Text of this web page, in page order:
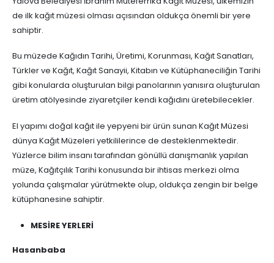
de ilk kağıt müzesi olması açısından oldukça önemli bir yere
sahiptir.
Bu müzede Kağıdın Tarihi, Üretimi, Korunması, Kağıt Sanatları,
Türkler ve Kağıt, Kağıt Sanayii, Kitabın ve Kütüphaneciliğin Tarihi
gibi konularda oluşturulan bilgi panolarının yanısıra oluşturulan
üretim atölyesinde ziyaretçiler kendi kağıdını üretebilecekler.
El yapımı doğal kağıt ile yepyeni bir ürün sunan Kağıt Müzesi
dünya Kağıt Müzeleri yetkililerince de desteklenmektedir.
Yüzlerce bilim insanı tarafından gönüllü danışmanlık yapılan
müze, Kağıtçılık Tarihi konusunda bir ihtisas merkezi olma
yolunda çalışmalar yürütmekte olup, oldukça zengin bir belge
kütüphanesine sahiptir.
MESİRE YERLERİ
Hasanbaba